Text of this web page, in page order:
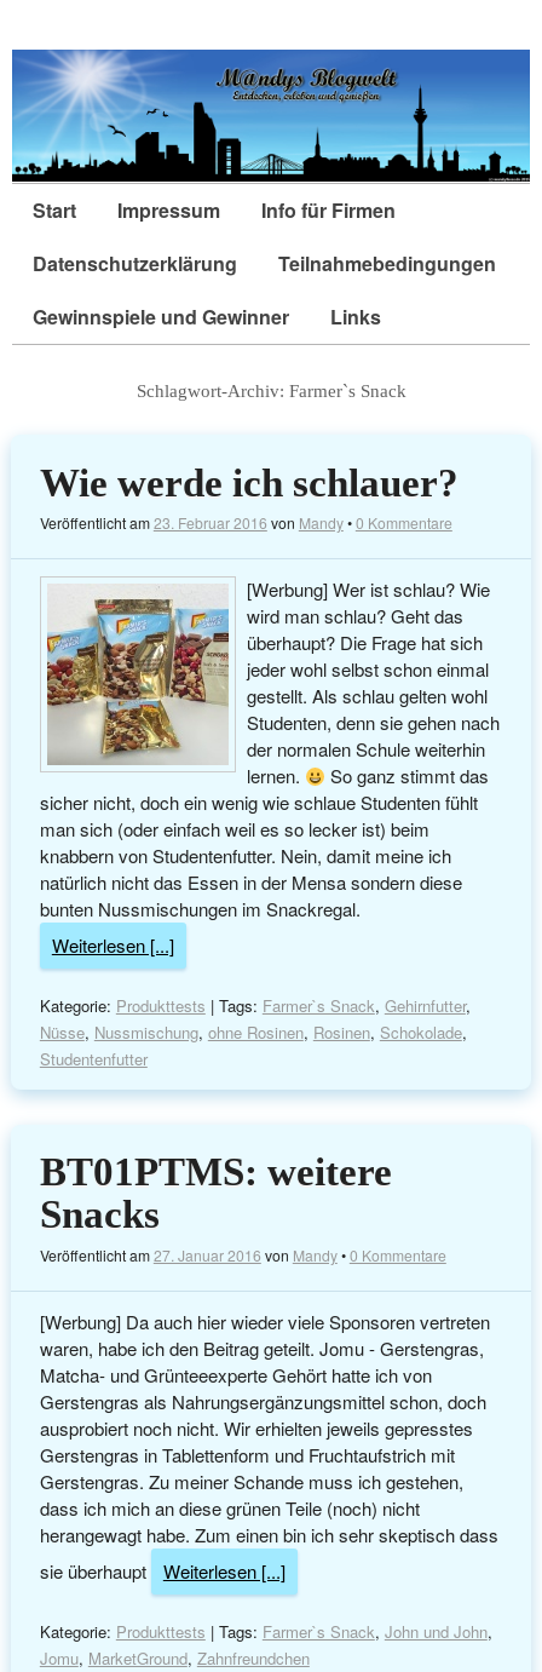
Start Impressum
Info für Firmen
Datenschutzerklärung
Teilnahmebedingungen
Gewinnspiele und Gewinner
Links
Schlagwort-Archiv: Farmer`s Snack
Wie werde ich schlauer?
Veröffentlicht am23. Februar 2016 von Mandy•0 Kommentare
[Werbung] Wer ist schlau? Wie
wird man schlau? Geht das
überhaupt? Die Frage hat sich
jeder wohl selbst schon einmal
gestellt. Als schlau gelten wohl
Studenten, denn sie gehen nach
der normalen Schule weiterhin
lernen.
So ganz stimmt das
sicher nicht, doch ein wenig wie schlaue Studenten fühlt
man sich (oder einfach weil es so lecker ist) beim
knabbern von Studentenfutter. Nein, damit meine ich
natürlich nicht das Essen in der Mensa sondern diese
bunten Nussmischungen im Snackregal.
Weiterlesen [...]
Kategorie: Produkttests | Tags: Farmer`s Snack, Gehirnfutter,
Nüsse, Nussmischung, ohne Rosinen, Rosinen, Schokolade,
Studentenfutter
BT01PTMS: weitere
Snacks
Veröffentlicht am27. Januar 2016 von Mandy•0 Kommentare
[Werbung] Da auch hier wieder viele Sponsoren vertreten
waren, habe ich den Beitrag geteilt. Jomu - Gerstengras,
Matcha- und Grünteeexperte Gehört hatte ich von
Gerstengras als Nahrungsergänzungsmittel schon, doch
ausprobiert noch nicht. Wir erhielten jeweils gepresstes
Gerstengras in Tablettenform und Fruchtaufstrich mit
Gerstengras. Zu meiner Schande muss ich gestehen,
dass ich mich an diese grünen Teile (noch) nicht
herangewagt habe. Zum einen bin ich sehr skeptisch dass
sie überhaupt
Weiterlesen [...]
Kategorie: Produkttests | Tags: Farmer`s Snack, John und John,
Jomu, MarketGround, Zahnfreundchen